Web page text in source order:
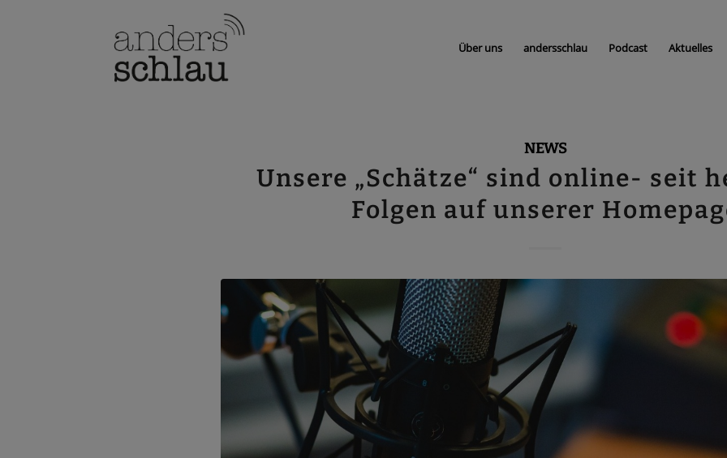
Über uns andersschlau Podcast Aktuelles
NEWS
Unsere „Schätze“ sind online- seit
Folgen auf unserer